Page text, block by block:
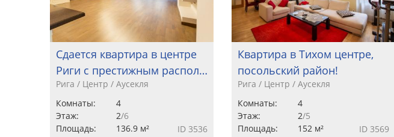
Сдается квартира в центре
Риги с престижным распол…
Рига / Центр / Аусекля
Комнаты:
4
Этаж:
2/6
Площадь:
136.9 м² ID 3536
Квартира в Тихом центре,
посольский район!
Рига / Центр / Аусекля
Комнаты:
4
Этаж:
2/5
Площадь:
152 м² ID 3569